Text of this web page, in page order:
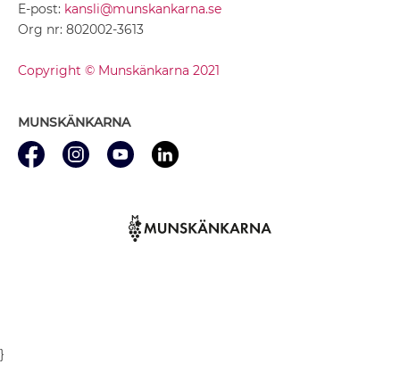
E-post: kansli@munskankarna.se
Org nr: 802002-3613
Copyright © Munskänkarna 2021
MUNSKÄNKARNA
}